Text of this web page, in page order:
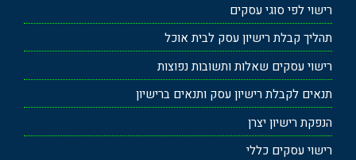
רישוי לפי סוגי עסקים
תהליך קבלת רישיון עסק לבית אוכל
רישוי עסקים שאלות ותשובות נפוצות
תנאים לקבלת רישיון עסק ותנאים ברישיון
הנפקת רישיון יצרן
רישוי עסקים כללי